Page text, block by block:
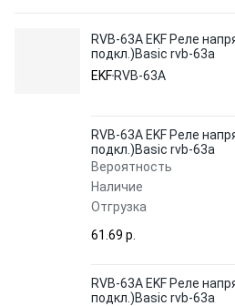
RVB-63A EKF Реле
подкл.)Basic rvb-63a
EKF RVB-63A
RVB-63A EKF Реле
подкл.)Basic rvb-63a
Вероятность
Наличие
Отгрузка
61.69 p.
RVB-63A EKF Реле
подкл.)Basic rvb-63a